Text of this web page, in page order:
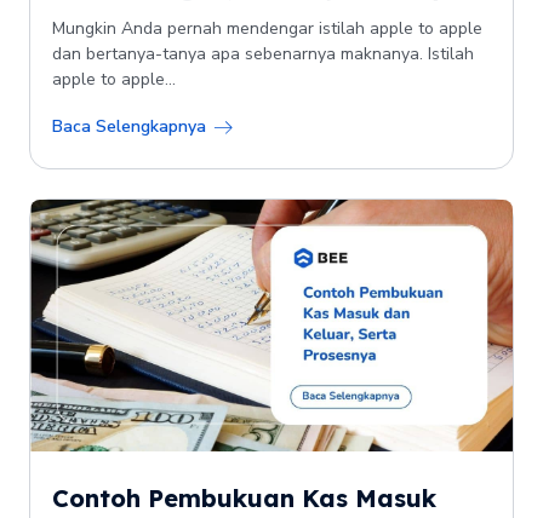
Mungkin Anda pernah mendengar istilah apple to apple
dan bertanya-tanya apa sebenarnya maknanya. Istilah
apple to apple...
Baca Selengkapnya
Contoh Pembukuan Kas Masuk